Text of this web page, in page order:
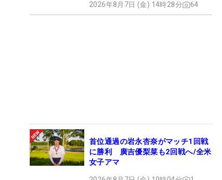
2026年8月7日 (金) 14時28分 64
首位通過の岩永杏奈がマッチ1回戦
に勝利 廣吉優梨菜も2回戦へ/全米
女子アマ